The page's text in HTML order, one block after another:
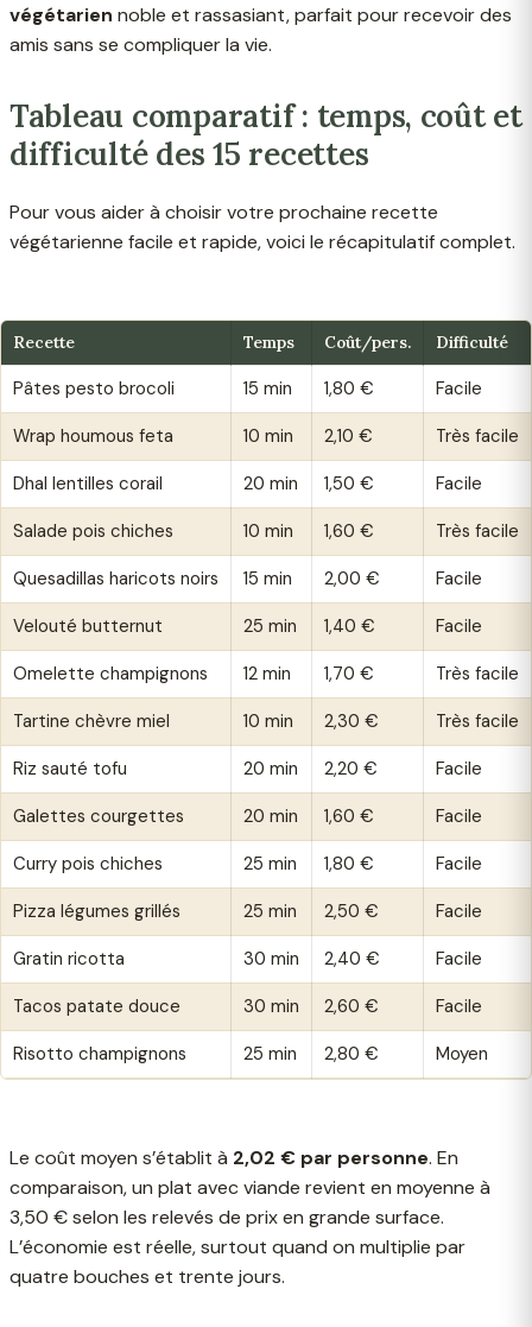
végétarien noble et rassasiant, parfait pour recevoir des
amis sans se compliquer la vie.
Tableau comparatif : temps, coût et
difficulté des 15 recettes
Pour vous aider à choisir votre prochaine recette
végétarienne facile et rapide, voici le récapitulatif complet.
Recette Temps Coût/pers. Difficulté
Pâtes pesto brocoli 15 min 1,80 €
Facile
Wrap houmous feta
10 min 2,10 €
Très facile
Dhal lentilles corail
20 min 1,50 €
Facile
Salade pois chiches
10 min 1,60 €
Très facile
Quesadillas haricots noirs
15 min 2,00 €
Facile
Velouté butternut
25 min 1,40 €
Facile
Omelette champignons
12 min 1,70 €
Très facile
Tartine chèvre miel
10 min 2,30 €
Très facile
Riz sauté tofu
20 min 2,20 €
Facile
Galettes courgettes
20 min 1,60 €
Facile
Curry pois chiches
25 min 1,80 €
Facile
Pizza légumes grillés
25 min 2,50 €
Facile
Gratin ricotta
30 min 2,40 €
Facile
Tacos patate douce
30 min 2,60 €
Facile
Risotto champignons
25 min 2,80 € Moyen
Le coût moyen s’établit à 2,02 € par personne. En
comparaison, un plat avec viande revient en moyenne à
3,50 € selon les relevés de prix en grande surface.
L’économie est réelle, surtout quand on multiplie par
quatre bouches et trente jours.